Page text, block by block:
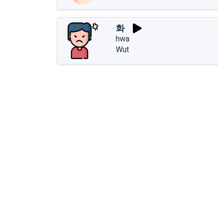
화
hwa
Wut